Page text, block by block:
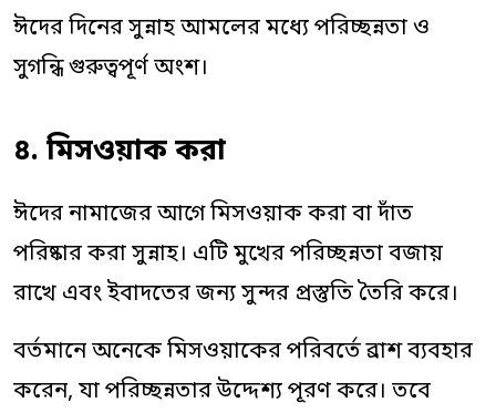
ঈদের দিনের সুন্নাহ আমলের মধ্যে পরিচ্ছন্নতা ও
সুগন্ধি গুরুত্বপূর্ণ অংশ।
৪. মিসওয়াক করা
ঈদের নামাজের আগে মিসওয়াক করা বা দাঁত
পরিষ্কার করা সুন্নাহ। এটি মুখের পরিচ্ছন্নতা বজায়
রাখে এবং ইবাদতের জন্য সুন্দর প্রস্তুতি তৈরি করে।
বর্তমানে অনেকে মিসওয়াকের পরিবর্তে ব্রাশ ব্যবহার
করেন, যা পরিচ্ছন্নতার উদ্দেশ্য পূরণ করে। তবে